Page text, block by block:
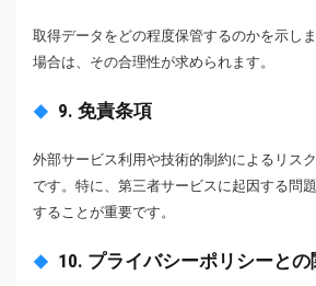
取得データをどの程度保管するのかを示し
場合は、その合理性が求められます。
9. 免責条項
外部サービス利用や技術的制約によるリス
です。特に、第三者サービスに起因する問
することが重要です。
10. プライバシーポリシーとの